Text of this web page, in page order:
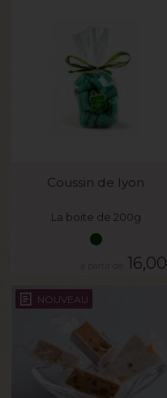
Coussin de lyon
La boite de 200g
16,00
NOUVEAU